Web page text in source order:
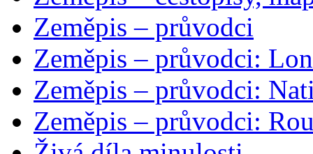
Zeměpis – průvodci
Zeměpis – průvodci:
Zeměpis – průvodci:
Zeměpis – průvodci: